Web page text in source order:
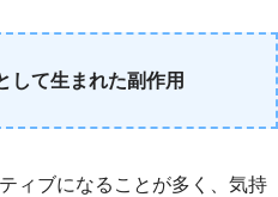
して生まれた副作用
ィブになることが多く、気持